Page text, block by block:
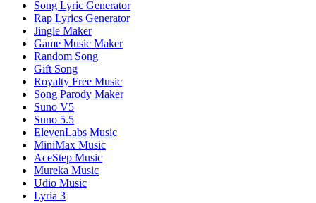
Song Lyric Generator
Rap Lyrics Generator
Jingle Maker
Game Music Maker
Random Song
Gift Song
Royalty Free Music
Song Parody Maker
Suno V5
Suno 5.5
ElevenLabs Music
MiniMax Music
AceStep Music
Mureka Music
Udio Music
Lyria 3